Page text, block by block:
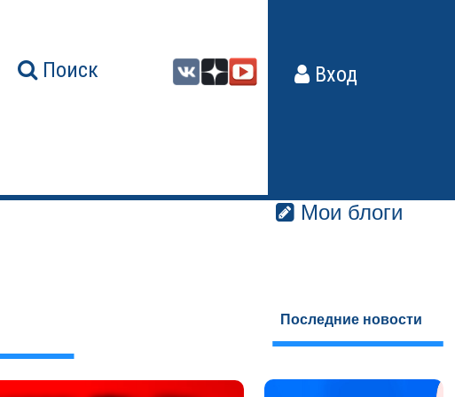
Поиск Вход
Мои блоги
Последние новости